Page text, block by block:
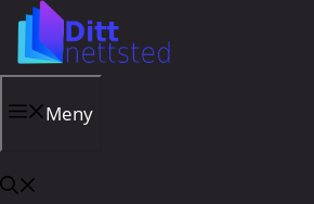
Hopp
innhold
Meny